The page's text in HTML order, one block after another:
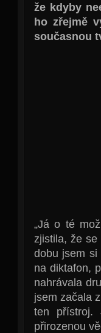
že kdyby
ho zřejmě
současnou
„Já o té
zjistila, že
dobu jsem si
na diktafon,
nahrávala
jsem začala
ten přístroj.
přirozenou